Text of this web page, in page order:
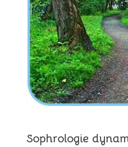
Sophrologie